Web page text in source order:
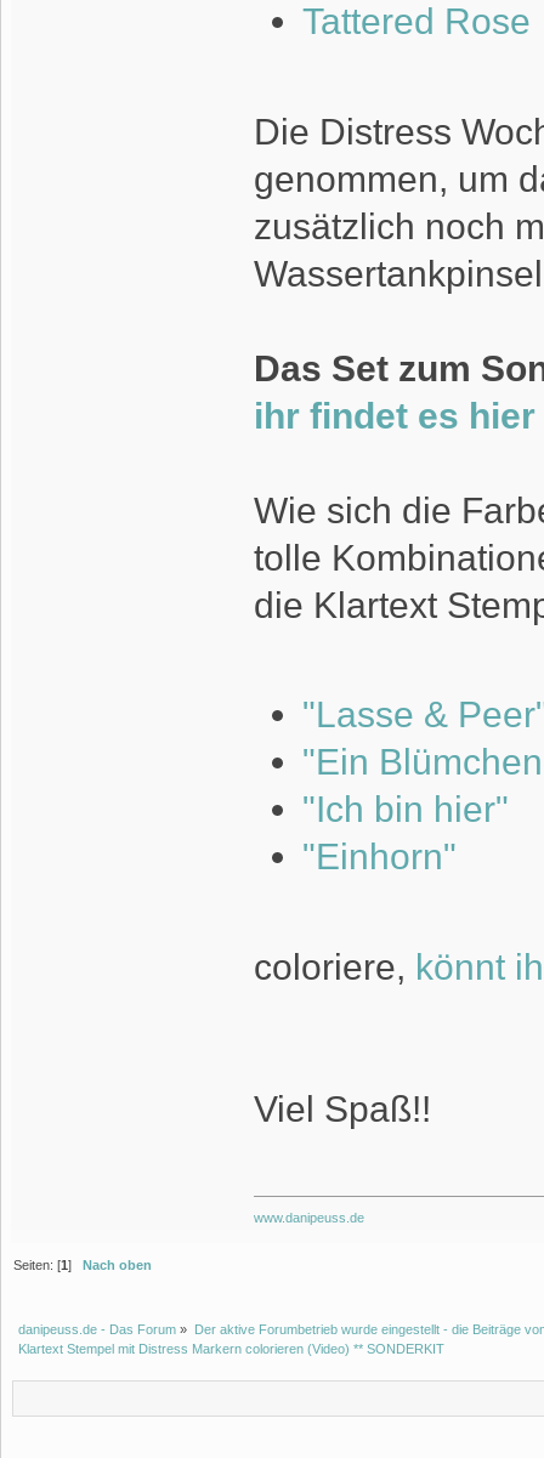
Tattered Rose
Die Distress
genommen, um
zusätzlich noch
Das Set zum
ihr findet es hier
Wie sich die
tolle
die Klartext
"Lasse &
"Ein
"Ich bin hier"
"Einhorn"
coloriere, könnt
Viel Spaß!!
www.danipeuss.de
Seiten: [1]Nach oben
danipeuss.de - Das Forum »
Der aktive Forumbetrieb wurde eingestellt - die Beiträge
Klartext Stempel mit Distress Markern colorieren (Video) ** SONDERKIT